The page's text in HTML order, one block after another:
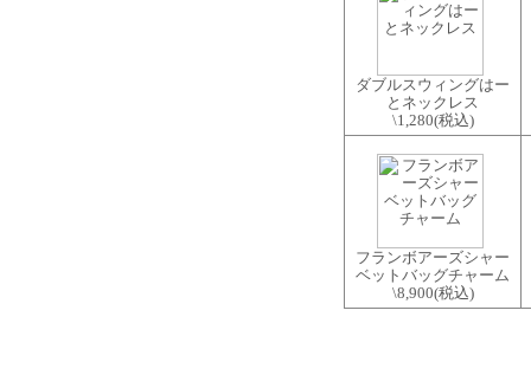
ダブルスウィングはー
とネックレス
\1,280(税込)
フランボアーズシャー
ベットバッグチャーム
\8,900(税込)